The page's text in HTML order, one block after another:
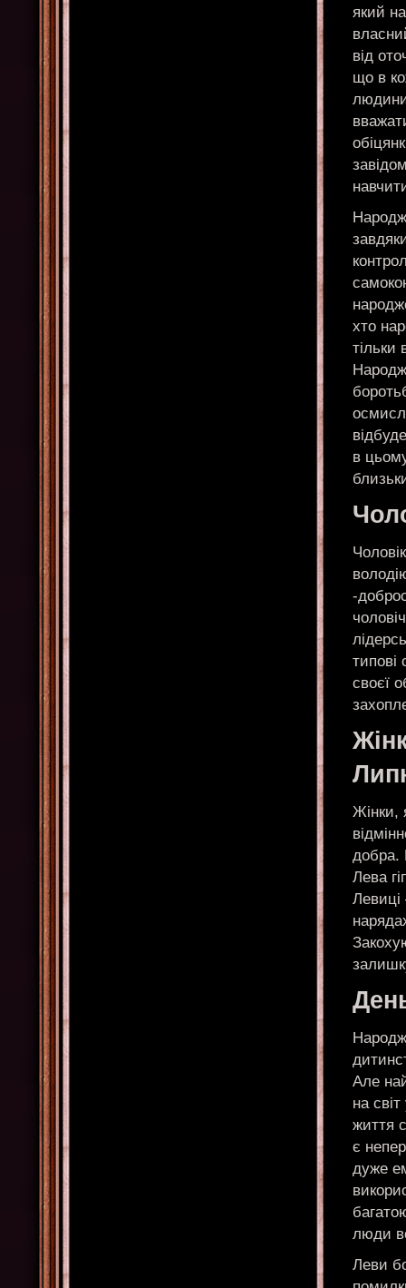
який
від
що в
хто
тільки
в
-
типові
своєї
Жінки,
добра.
Лева
Левиці
Але
на
життя
є
дуже
люди
Леви